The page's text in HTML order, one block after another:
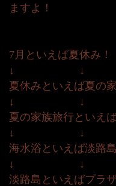
ますよ！
7月といえば夏休み！
↓ ↓
夏休みといえば夏の
↓ ↓
夏の家族旅行といえ
↓ ↓
海水浴といえば淡路
↓ ↓
淡路島といえばプラ